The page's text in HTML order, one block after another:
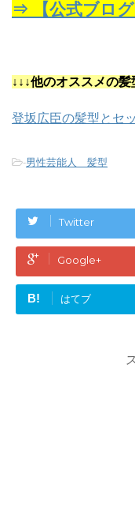
⇒ 【公式ブログ
↓↓↓他のオススメの髪
登坂広臣の髪型とセ
-男性芸能人 髪型
Twitter
Google+
B! はてブ